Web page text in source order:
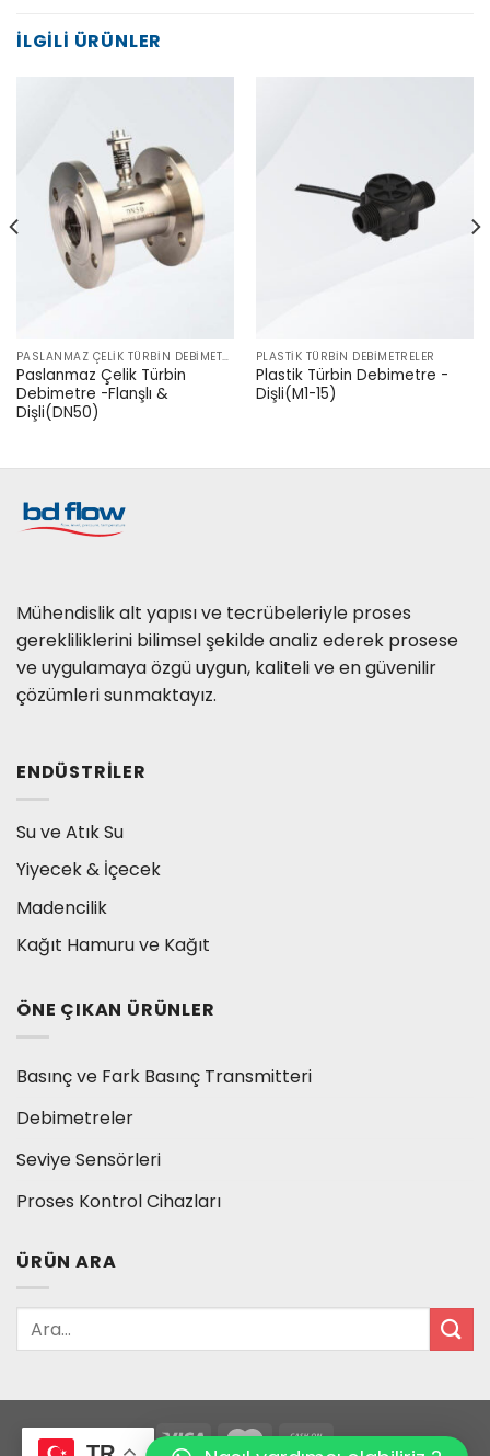
İLGILI ÜRÜNLER
PASLANMAZ ÇELIK TÜRBIN DEBIMETRELER
Paslanmaz Çelik Türbin
Debimetre -Flanşlı &
Dişli(DN50)
PLASTIK TÜRBIN DEBIMETRELER
Plastik Türbin Debimetre -
Dişli(M1-15)
Mühendislik alt yapısı ve tecrübeleriyle proses
gerekliliklerini bilimsel şekilde analiz ederek prosese
ve uygulamaya özgü uygun, kaliteli ve en güvenilir
çözümleri sunmaktayız.
ENDÜSTRILER
Su ve Atık Su
Yiyecek & İçecek
Madencilik
Kağıt Hamuru ve Kağıt
ÖNE ÇIKAN ÜRÜNLER
Basınç ve Fark Basınç Transmitteri
Debimetreler
Seviye Sensörleri
Proses Kontrol Cihazları
ÜRÜN ARA